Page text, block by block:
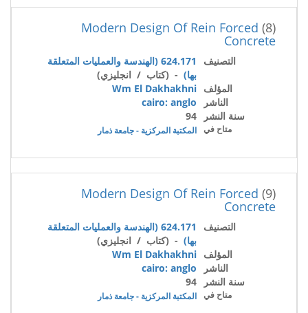
(8)
Modern Design Of Rein Forced
Concrete
التصنيف
624.171 (الهندسة والعمليات المتعلقة
بها) - (كتاب / انجليزي)
المؤلف Wm El Dakhakhni
الناشر
cairo: anglo
سنة النشر
94
متاح في المكتبة المركزية - جامعة ذمار
(9)
Modern Design Of Rein Forced
Concrete
التصنيف
624.171 (الهندسة والعمليات المتعلقة
بها) - (كتاب / انجليزي)
المؤلف Wm El Dakhakhni
الناشر
cairo: anglo
سنة النشر
94
متاح في المكتبة المركزية - جامعة ذمار